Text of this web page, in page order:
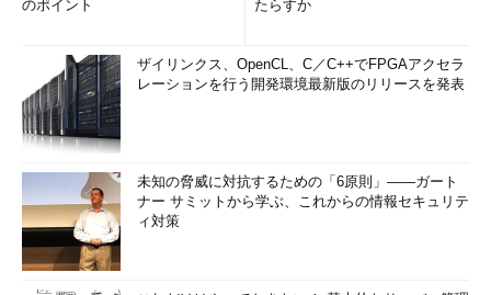
のポイント たらすか
ザイリンクス、OpenCL、C／C++でFPGAアクセラ
レーションを行う開発環境最新版のリリースを発表
未知の脅威に対抗するための「6原則」――ガート
ナー サミットから学ぶ、これからの情報セキュリテ
ィ対策